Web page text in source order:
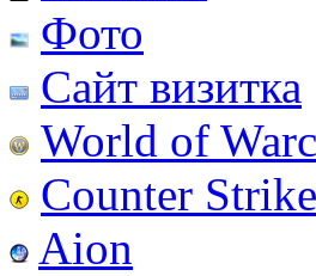
Фото
Сайт визитка
World of
Counter Strike
Aion